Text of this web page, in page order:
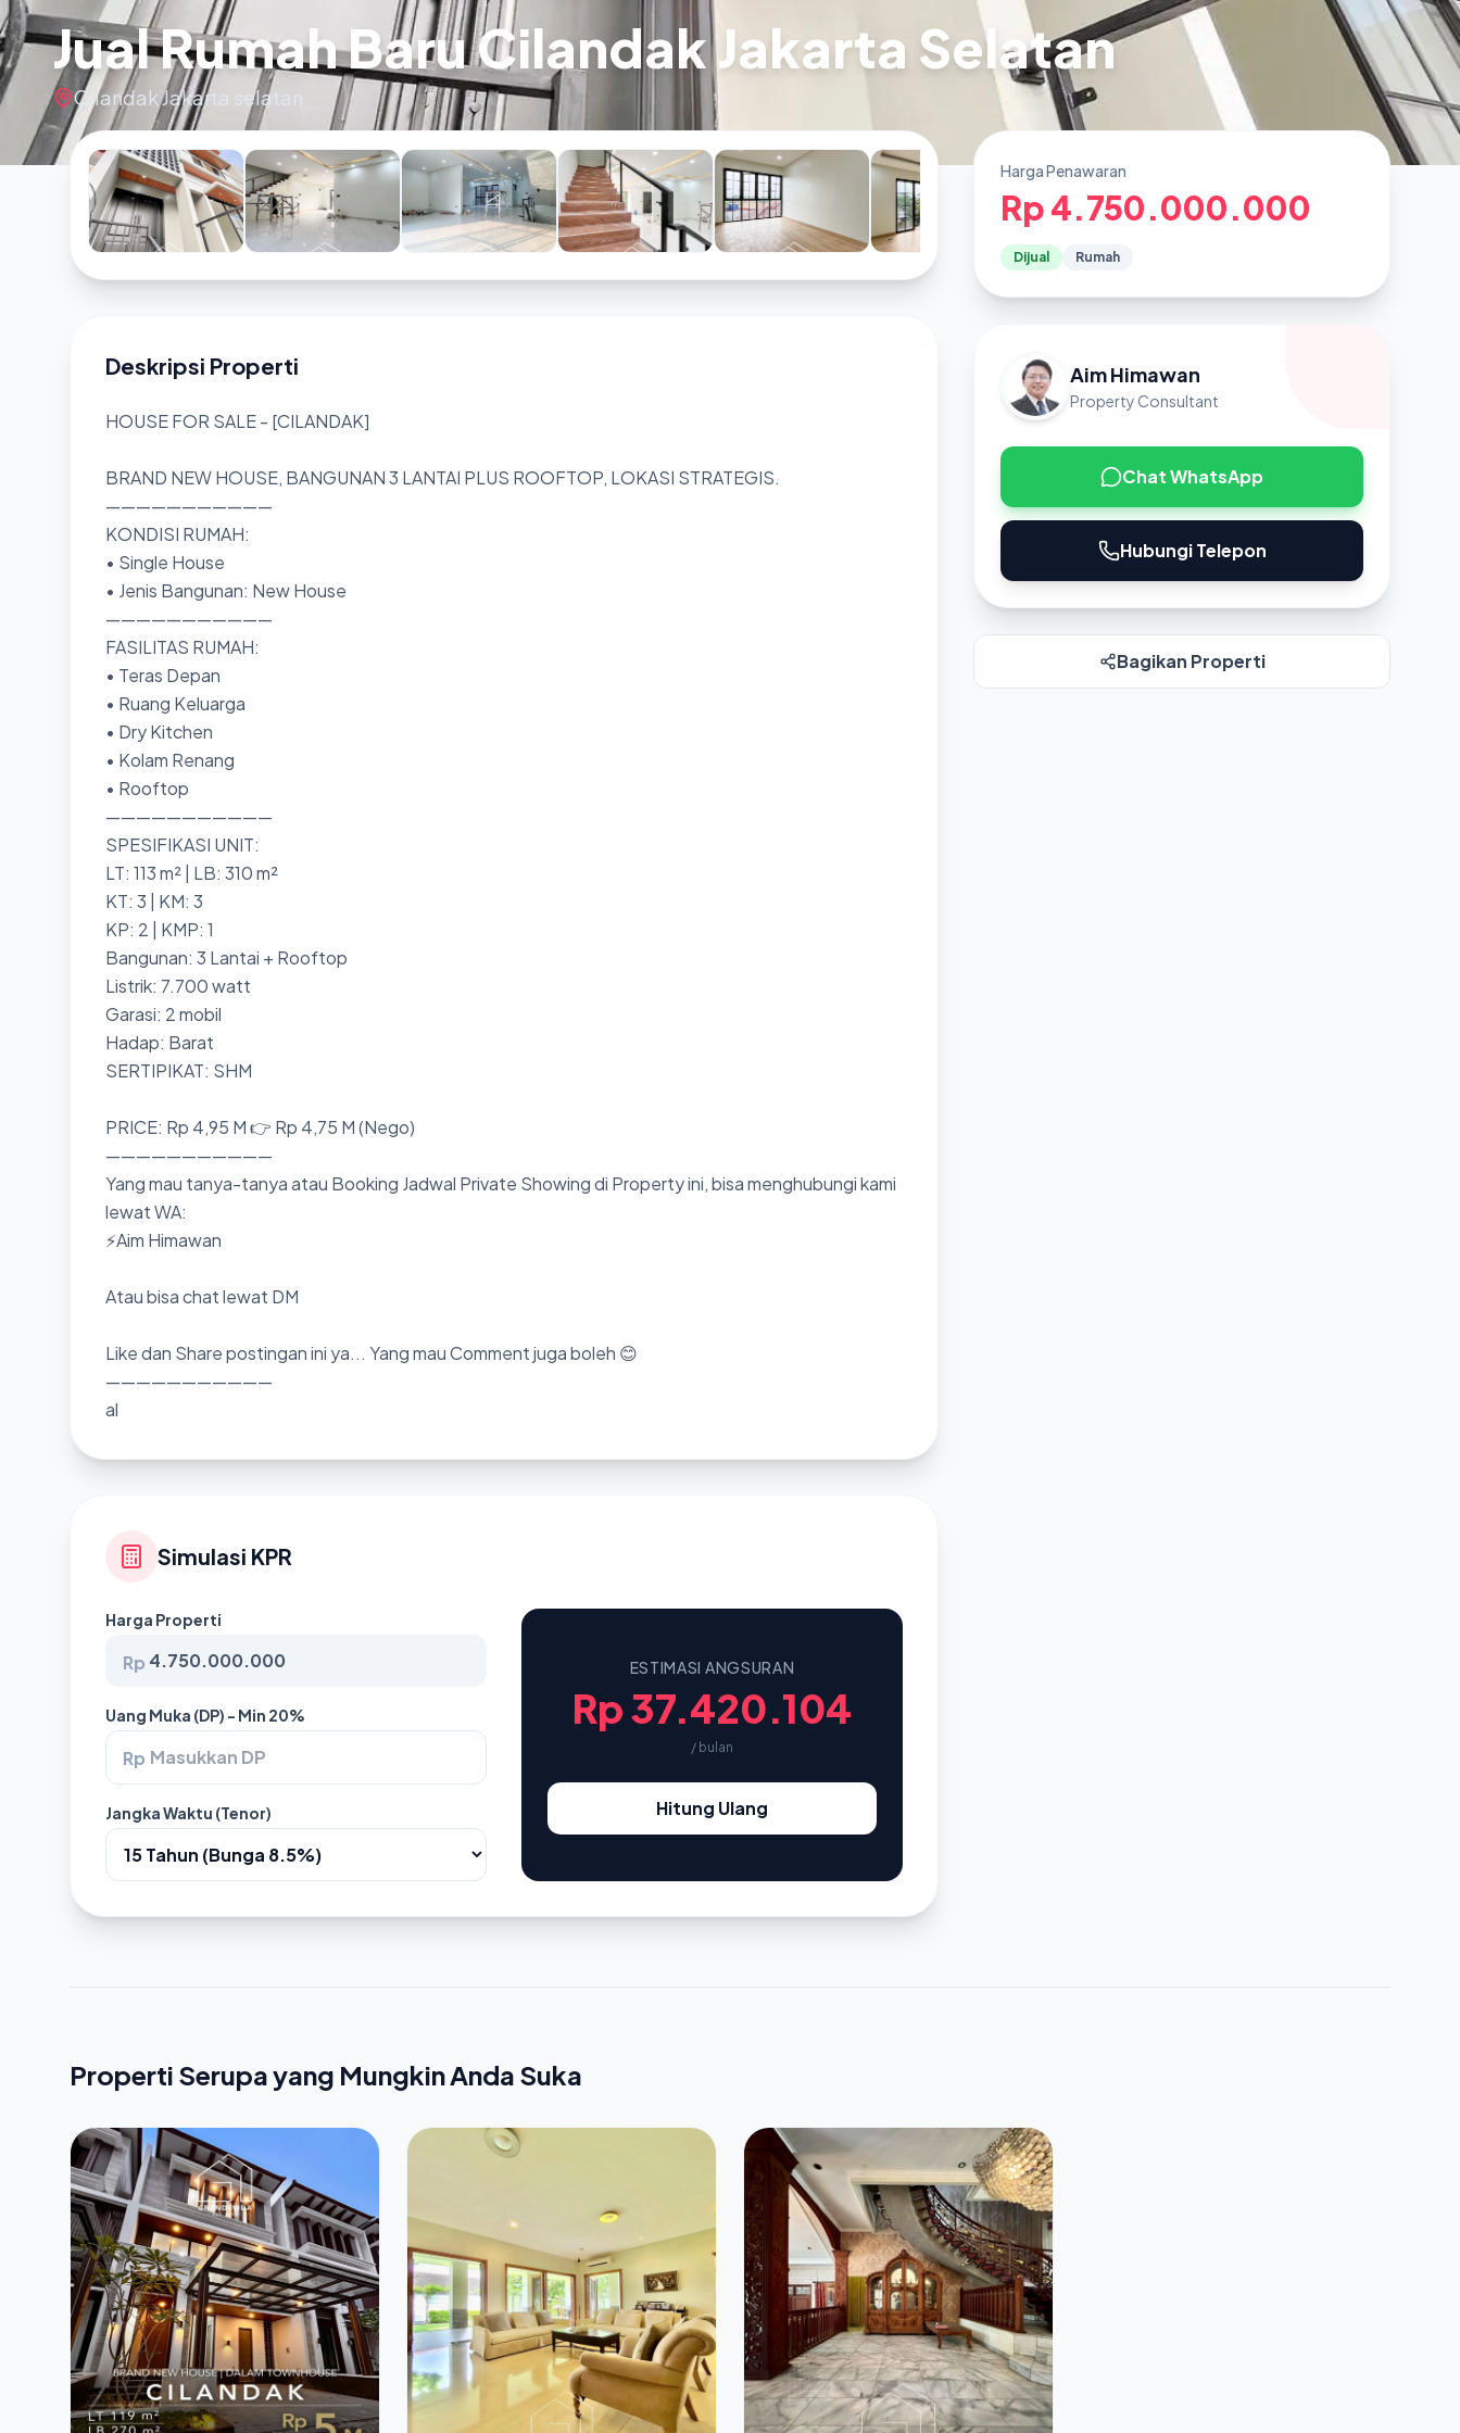
Jual Rumah Baru Cilandak Jakarta Selatan
Cilandak Jakarta selatan
Deskripsi Properti
HOUSE FOR SALE - [CILANDAK]
BRAND NEW HOUSE, BANGUNAN 3 LANTAI PLUS ROOFTOP, LOKASI STRATEGIS.
———————————
KONDISI RUMAH:
• Single House
• Jenis Bangunan: New House
———————————
FASILITAS RUMAH:
• Teras Depan
• Ruang Keluarga
• Dry Kitchen
• Kolam Renang
• Rooftop
———————————
SPESIFIKASI UNIT:
LT: 113 m² | LB: 310 m²
KT: 3 | KM: 3
KP: 2 | KMP: 1
Bangunan: 3 Lantai + Rooftop
Listrik: 7.700 watt
Garasi: 2 mobil
Hadap: Barat
SERTIPIKAT: SHM
PRICE: Rp 4,95 M 👉 Rp 4,75 M (Nego)
———————————
Yang mau tanya-tanya atau Booking Jadwal Private Showing di Property ini, bisa menghubungi kami
lewat WA:
⚡Aim Himawan
Atau bisa chat lewat DM
Like dan Share postingan ini ya... Yang mau Comment juga boleh 😊
———————————
al
Simulasi KPR
Harga Properti
Rp
Uang Muka (DP) - Min 20%
Rp
Jangka Waktu (Tenor)
ESTIMASI ANGSURAN
Rp 37.420.104
/ bulan
Hitung Ulang
Harga Penawaran
Rp 4.750.000.000
Dijual Rumah
Aim Himawan
Property Consultant
Chat WhatsApp
Hubungi Telepon
Bagikan Properti
Properti Serupa yang Mungkin Anda Suka